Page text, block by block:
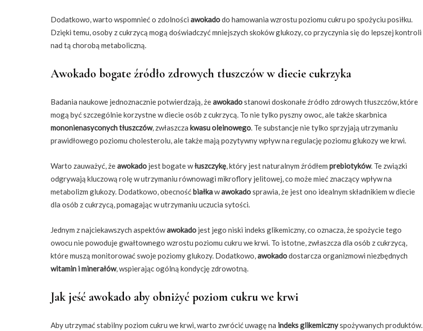
Dodatkowo, warto wspomnieć o zdolności awokadodo hamowania wzrostu poziomu cukru po spożyciu posiłku.
Dzięki temu, osoby z cukrzycą mogą doświadczyć mniejszych skoków glukozy, co przyczynia się do lepszej kontroli
nad tą chorobą metaboliczną.
Awokado bogate źródło zdrowych tłuszczów w diecie cukrzyka
Badania naukowe jednoznacznie potwierdzają, żeawokadostanowi doskonałe źródło zdrowych tłuszczów, które
mogą być szczególnie korzystne w diecie osób z cukrzycą. To nie tylko pyszny owoc, ale także skarbnica
mononienasyconych tłuszczów, zwłaszcza kwasu oleinowego. Te substancje nie tylko sprzyjają utrzymaniu
prawidłowego poziomu cholesterolu, ale także mają pozytywny wpływ na regulację poziomu glukozy we krwi.
Warto zauważyć, żeawokado jest bogate włuszczykę, który jest naturalnym źródłem prebiotyków. Te związki
odgrywają kluczową rolę w utrzymaniu równowagi mikroflory jelitowej, co może mieć znaczący wpływ na
metabolizm glukozy. Dodatkowo, obecnośćbiałkawawokadosprawia, że jest ono idealnym składnikiem w diecie
dla osób z cukrzycą, pomagając w utrzymaniu uczucia sytości.
Jednym z najciekawszych aspektówawokado jest jego niski indeks glikemiczny, co oznacza, że spożycie tego
owocu nie powoduje gwałtownego wzrostu poziomu cukru we krwi. To istotne, zwłaszcza dla osób z cukrzycą,
które muszą monitorować swoje poziomy glukozy. Dodatkowo,awokadodostarcza organizmowi niezbędnych
witamin i minerałów, wspierając ogólną kondycję zdrowotną.
Jak jeść awokado aby obniżyć poziom cukru we krwi
Aby utrzymać stabilny poziom cukru we krwi, warto zwrócić uwagę na indeks glikemicznyspożywanych produktów.